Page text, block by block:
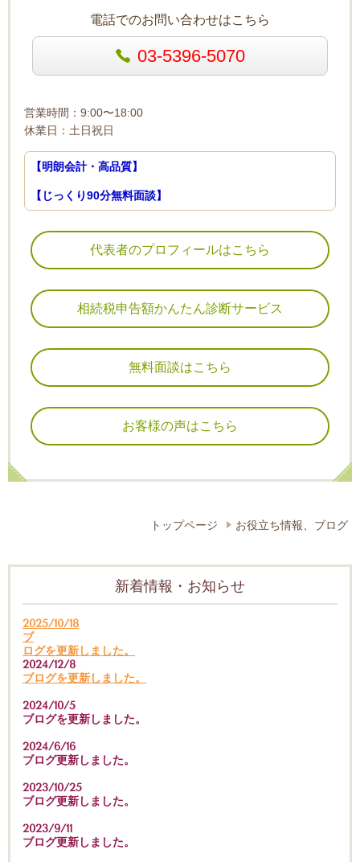
電話でのお問い合わせはこちら
03-5396-5070
営業時間：9:00〜18:00
休業日：土日祝日
【明朗会計・高品質】
【じっくり90分無料面談】
代表者のプロフィールはこちら
相続税申告額かんたん診断サービス
無料面談はこちら
お客様の声はこちら
トップページ お役立ち情報、ブログ
新着情報・お知らせ
2025/10/18
ブ
ログを更新しました。
2024/12/8
ブログを更新しました。
2024/10/5
ブログを更新しました。
2024/6/16
ブログ更新しました。
2023/10/25
ブログ更新しました。
2023/9/11
ブログ更新しました。